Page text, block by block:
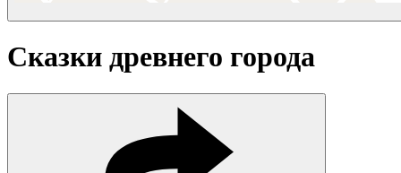
Сказки древнего города